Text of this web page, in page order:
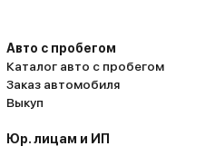
Авто с пробегом
Каталог авто с пробегом
Заказ автомобиля
Выкуп
Юр. лицам и ИП